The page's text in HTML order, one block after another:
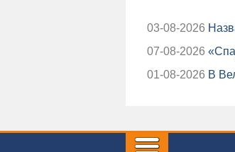
03-08-2026
07-08-2026
01-08-2026 В